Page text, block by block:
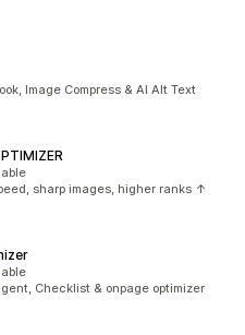
Image Compress & AI Alt Text
sharp images, higher ranks ↑
Checklist & onpage optimizer